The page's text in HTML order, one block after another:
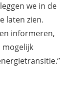
we in de
laten zien.
informeren,
mogelijk